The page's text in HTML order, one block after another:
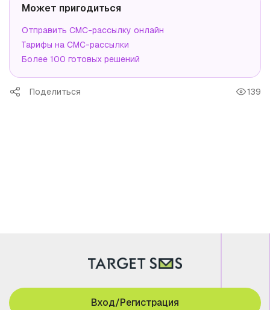
Может пригодиться
Отправить СМС-рассылку онлайн
Тарифы на СМС-рассылки
Более 100 готовых решений
Поделиться 139
Вход/Регистрация